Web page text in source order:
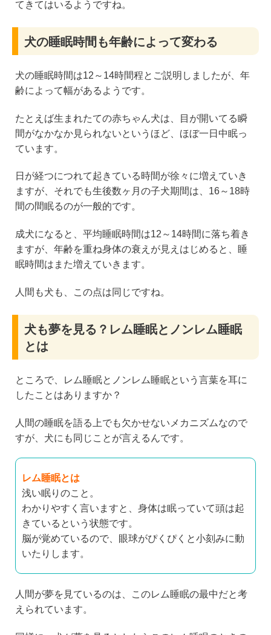
てきてはいるようですね。
犬の睡眠時間も年齢によって変わる
犬の睡眠時間は12～14時間程とご説明しましたが、年
齢によって幅があるようです。
たとえば生まれたての赤ちゃん犬は、目が開いてる瞬
間がなかなか見られないというほど、ほぼ一日中眠っ
ています。
日が経つにつれて起きている時間が徐々に増えていき
ますが、それでも生後数ヶ月の子犬期間は、16～18時
間の間眠るのが一般的です。
成犬になると、平均睡眠時間は12～14時間に落ち着き
ますが、年齢を重ね身体の衰えが見えはじめると、睡
眠時間はまた増えていきます。
人間も犬も、この点は同じですね。
犬も夢を見る？レム睡眠とノンレム睡眠
とは
ところで、レム睡眠とノンレム睡眠という言葉を耳に
したことはありますか？
人間の睡眠を語る上でも欠かせないメカニズムなので
すが、犬にも同じことが言えるんです。
レム睡眠とは
浅い眠りのこと。
わかりやすく言いますと、身体は眠っていて頭は起
きているという状態です。
脳が覚めているので、眼球がぴくぴくと小刻みに動
いたりします。
人間が夢を見ているのは、このレム睡眠の最中だと考
えられています。